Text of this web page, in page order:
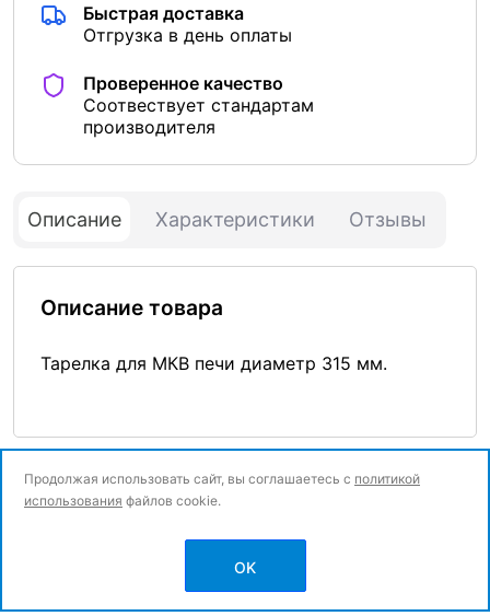
Быстрая доставка
Отгрузка в день оплаты
Проверенное качество
Соотвествует стандартам
производителя
Описание Характеристики Отзывы
Описание товара
Тарелка для МКВ печи диаметр 315 мм.
Политика конфиденциальности
Продолжая использовать сайт, вы соглашаетесь с политикой
использования файлов cookie.
OK